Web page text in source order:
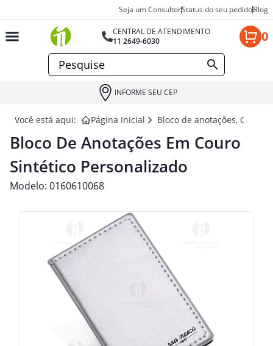
Seja um ConsultorStatus do seu pedidoBlog
CENTRAL DE ATENDIMENTO
11 2649-6030
0
INFORME SEU CEP
Você está aqui: Página Inicial Bloco de anotações,
Bloco De Anotações Em Couro
Sintético Personalizado
Modelo: 0160610068